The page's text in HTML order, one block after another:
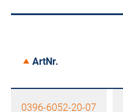
ArtNr.
0396-6052-20-07